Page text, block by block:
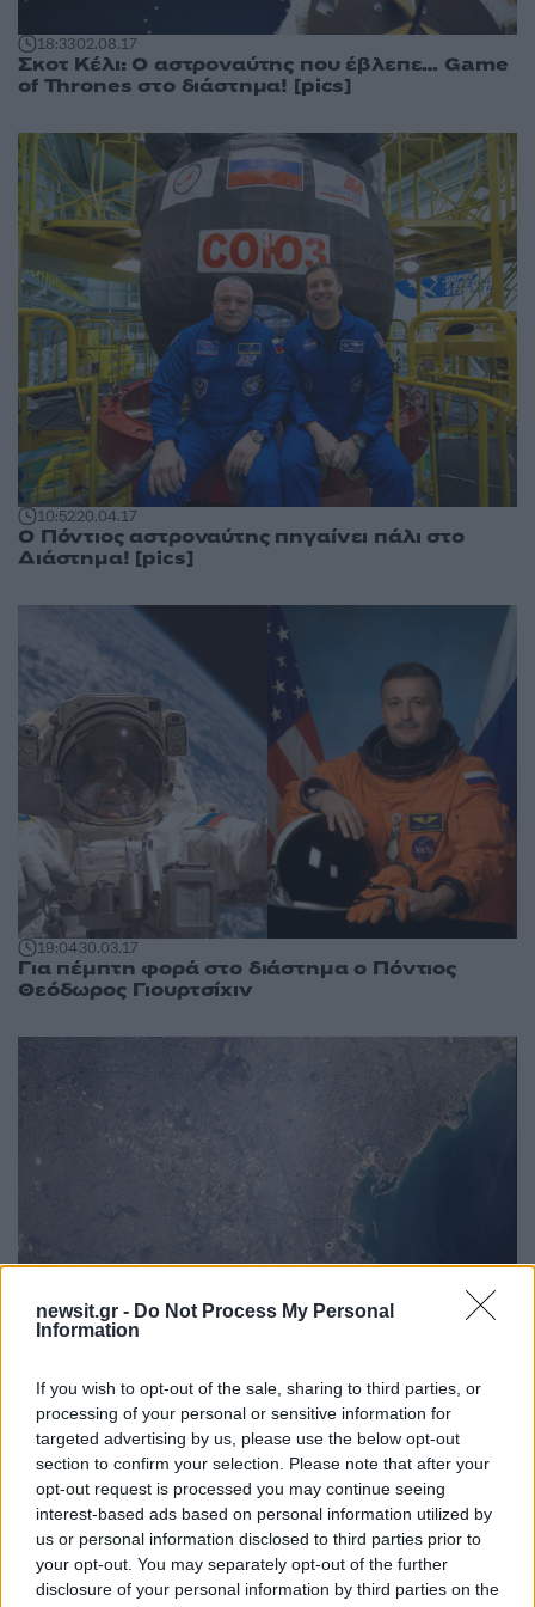
newsit.gr - Do Not Process My Personal
Information
If you wish to opt-out of the sale, sharing to third parties, or
processing of your personal or sensitive information for
targeted advertising by us, please use the below opt-out
section to confirm your selection. Please note that after your
opt-out request is processed you may continue seeing
interest-based ads based on personal information utilized by
us or personal information disclosed to third parties prior to
your opt-out. You may separately opt-out of the further
disclosure of your personal information by third parties on the
18:3302.08.17
Σκοτ Κέλι: Ο αστροναύτης που έβλεπε… Game
of Thrones στο διάστημα! [pics]
10:5220.04.17
Ο Πόντιος αστροναύτης πηγαίνει πάλι στο
Διάστημα! [pics]
19:0430.03.17
Για πέμπτη φορά στο διάστημα ο Πόντιος
Θεόδωρος Γιουρτσίχιν
23:2027.02.17
Εντυπωσιακές εικόνες: Έτσι φαίνεται η Αθήνα